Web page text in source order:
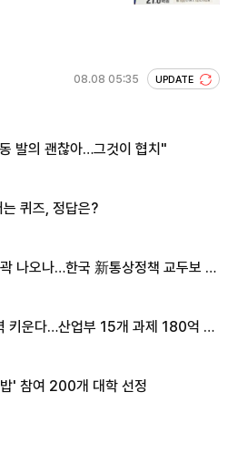
08.08 05:35 UPDATE
발의 괜찮아…그것이 협치"
퀴즈, 정답은?
나오나…한국 新통상정책 교두보 활
키운다…산업부 15개 과제 180억 지
' 참여 200개 대학 선정